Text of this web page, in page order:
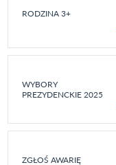
RODZINA 3+
WYBORY
PREZYDENCKIE 2025
ZGŁOŚ AWARIĘ